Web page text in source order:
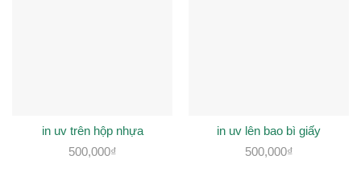
in uv trên hộp nhựa
500,000₫
in uv lên bao bì giấy
500,000₫